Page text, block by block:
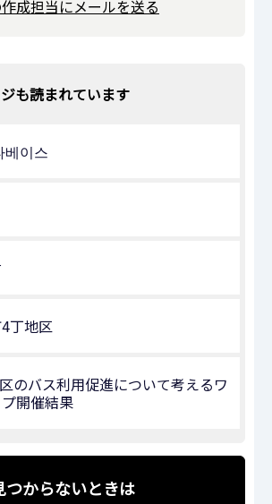
成担当にメールを送る
も読まれています
베이스
丁地区
のバス利用促進について考えるワ
開催結果
つからないときは